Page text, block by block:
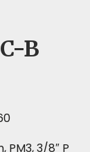
B
PM3, 3/8″ P